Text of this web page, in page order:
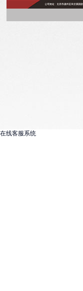
微信订阅
在线客服系统